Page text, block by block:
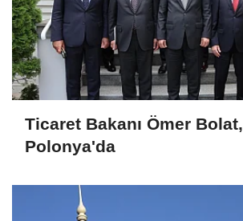
Ticaret Bakanı Ömer Bolat,
Polonya'da